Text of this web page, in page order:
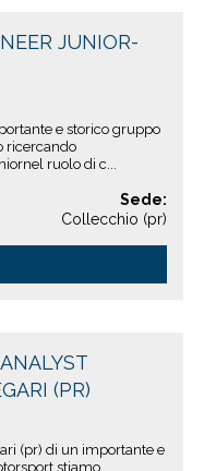
JUNIOR-
e storico gruppo
ricercando
ruolo di c...
Sede:
Collecchio (pr)
(PR)
(pr) di un importante e
stiamo